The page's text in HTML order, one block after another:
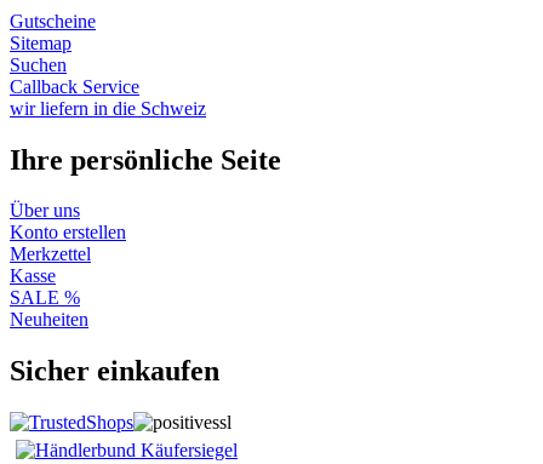
Gutscheine
Sitemap
Suchen
Callback Service
wir liefern in die Schweiz
Ihre persönliche Seite
Über uns
Konto erstellen
Merkzettel
Kasse
SALE %
Neuheiten
Sicher einkaufen